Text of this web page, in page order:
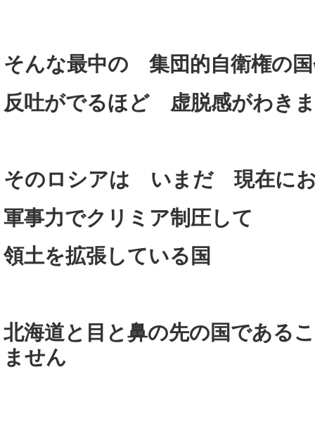
そんな最中の 集団的自衛権の
反吐がでるほど 虚脱感がわき
そのロシアは いまだ 現在に
軍事力でクリミア制圧して
領土を拡張している国
北海道と目と鼻の先の国である
ません